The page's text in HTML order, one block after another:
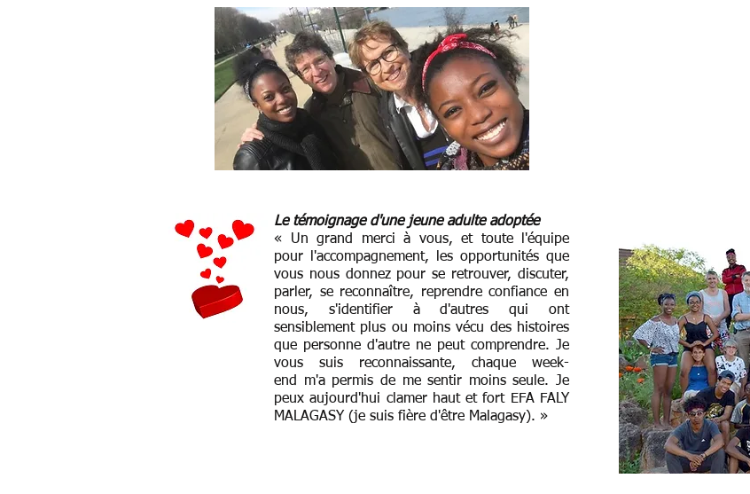
Le témoignage d'une jeune adulte adoptée
« Un grand merci à vous, et toute l'équipe
pour l'accompagnement, les opportunités que
vous nous donnez pour se retrouver, discuter,
parler, se reconnaître, reprendre confiance en
nous, s'identifier à d'autres qui ont
sensiblement plus ou moins vécu des histoires
que personne d'autre ne peut comprendre. Je
vous suis reconnaissante, chaque week-
end m'a permis de me sentir moins seule. Je
peux aujourd'hui clamer haut et fort EFA FALY
MALAGASY (je suis fière d'être Malagasy). »